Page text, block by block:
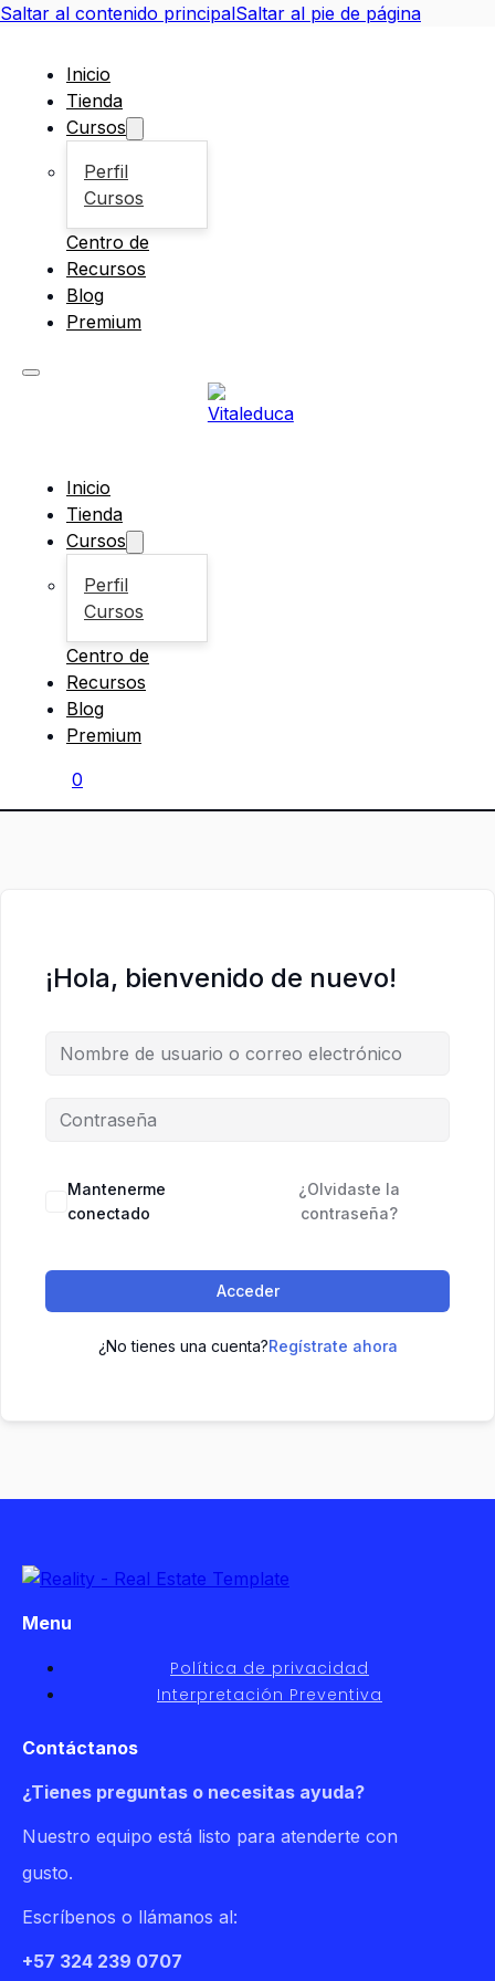
Saltar al contenido principalSaltar al pie de página
Inicio
Tienda
Cursos
Perfil
Cursos
Centro de
Recursos
Blog
Premium
Inicio
Tienda
Cursos
Perfil
Cursos
Centro de
Recursos
Blog
Premium
0
¡Hola, bienvenido de nuevo!
Mantenerme
conectado
¿Olvidaste la
contraseña?
Acceder
¿No tienes una cuenta?Regístrate ahora
Menu
Política de privacidad
Interpretación Preventiva
Contáctanos
¿Tienes preguntas o necesitas ayuda?
Nuestro equipo está listo para atenderte con
gusto.
Escríbenos o llámanos al:
+57 324 239 0707